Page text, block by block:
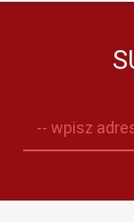
-- wpisz